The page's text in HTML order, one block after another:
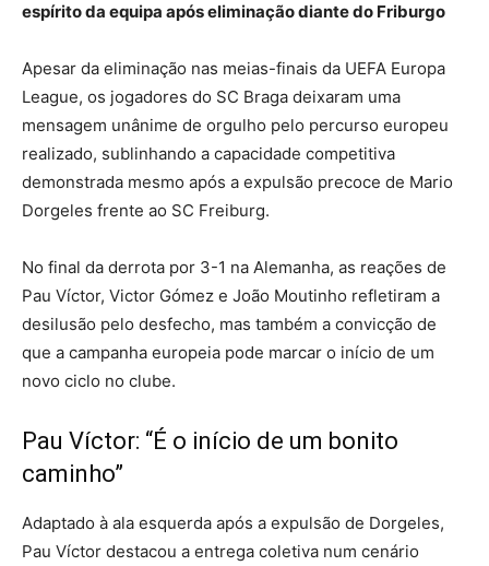
espírito da equipa após eliminação diante do Friburgo
Apesar da eliminação nas meias-finais da UEFA Europa
League, os jogadores do SC Braga deixaram uma
mensagem unânime de orgulho pelo percurso europeu
realizado, sublinhando a capacidade competitiva
demonstrada mesmo após a expulsão precoce de Mario
Dorgeles frente ao SC Freiburg.
No final da derrota por 3-1 na Alemanha, as reações de
Pau Víctor, Victor Gómez e João Moutinho refletiram a
desilusão pelo desfecho, mas também a convicção de
que a campanha europeia pode marcar o início de um
novo ciclo no clube.
Pau Víctor: “É o início de um bonito
caminho”
Adaptado à ala esquerda após a expulsão de Dorgeles,
Pau Víctor destacou a entrega coletiva num cenário